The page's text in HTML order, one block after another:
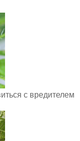
с вредителем